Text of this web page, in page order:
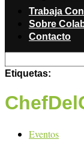
Trabaja
Sobre
Contacto
Etiquetas:
Eventos